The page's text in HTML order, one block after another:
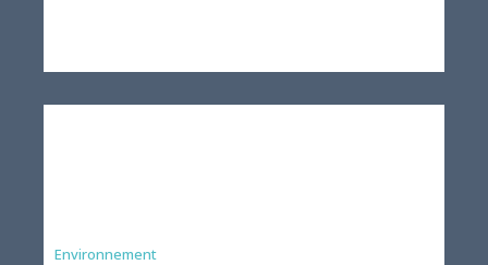
Agriculture
Environnement